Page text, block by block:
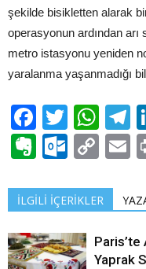
şekilde bisikletten alarak
operasyonun ardından arı
metro istasyonu yeniden
yaralanma yaşanmadığı
Twitter
Evernote
İLGİLİ İÇERİKLER
Paris’te
Yaprak